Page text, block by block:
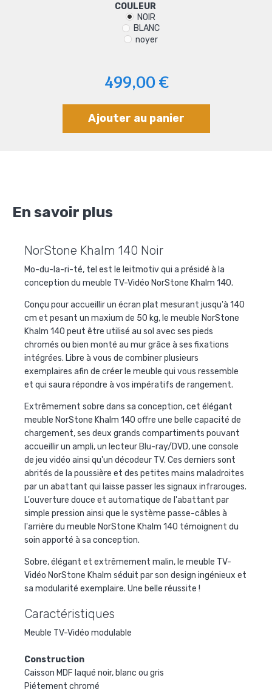
COULEUR
NOIR
BLANC
noyer
499,00 €
Ajouter au panier
En savoir plus
NorStone Khalm 140 Noir
Mo-du-la-ri-té, tel est le leitmotiv qui a présidé à la
conception du meuble TV-Vidéo NorStone Khalm 140.
Conçu pour accueillir un écran plat mesurant jusqu'à 140
cm et pesant un maxium de 50 kg, le meuble NorStone
Khalm 140 peut être utilisé au sol avec ses pieds
chromés ou bien monté au mur grâce à ses fixations
intégrées. Libre à vous de combiner plusieurs
exemplaires afin de créer le meuble qui vous ressemble
et qui saura répondre à vos impératifs de rangement.
Extrêmement sobre dans sa conception, cet élégant
meuble NorStone Khalm 140 offre une belle capacité de
chargement, ses deux grands compartiments pouvant
accueillir un ampli, un lecteur Blu-ray/DVD, une console
de jeu vidéo ainsi qu'un décodeur TV. Ces derniers sont
abrités de la poussière et des petites mains maladroites
par un abattant qui laisse passer les signaux infrarouges.
L'ouverture douce et automatique de l'abattant par
simple pression ainsi que le système passe-câbles à
l'arrière du meuble NorStone Khalm 140 témoignent du
soin apporté à sa conception.
Sobre, élégant et extrêmement malin, le meuble TV-
Vidéo NorStone Khalm séduit par son design ingénieux et
sa modularité exemplaire. Une belle réussite !
Caractéristiques
Meuble TV-Vidéo modulable
Construction
Caisson MDF laqué noir, blanc ou gris
Piétement chromé